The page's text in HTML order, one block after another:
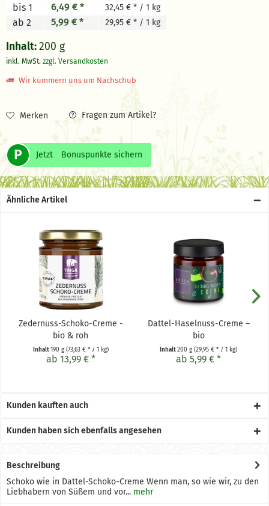
bis 1 6,49 € * 32,45 € * / 1 kg
ab 2 5,99 € * 29,95 € * / 1 kg
Inhalt:200 g
inkl. MwSt. zzgl. Versandkosten
Wir kümmern uns um Nachschub
Merken Fragen zum Artikel?
P Jetzt Bonuspunkte sichern
Ähnliche Artikel
Zedernuss-Schoko-Creme -
bio & roh
Inhalt190 g (73,63 € * / 1 kg)
ab 13,99 € *
Dattel-Haselnuss-Creme –
bio
Inhalt200 g (29,95 € * / 1 kg)
ab 5,99 € *
Kunden kauften auch
Kunden haben sich ebenfalls angesehen
Beschreibung
Schoko wie in Dattel-Schoko-Creme Wenn man, so wie wir, zu den
Liebhabern von Süßem und vor... mehr